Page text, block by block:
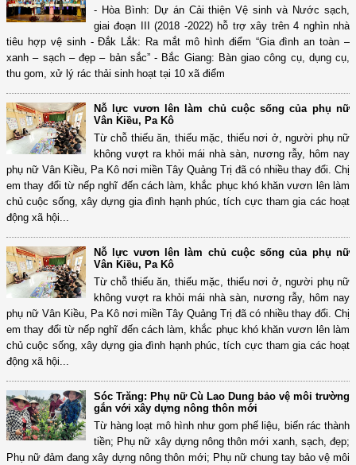
- Hòa Bình: Dự án Cải thiện Vệ sinh và Nước sạch,
giai đoạn III (2018 -2022) hỗ trợ xây trên 4 nghìn nhà
tiêu hợp vệ sinh - Đắk Lắk: Ra mắt mô hình điểm “Gia đình an toàn –
xanh – sạch – đẹp – bản sắc” - Bắc Giang: Bàn giao công cụ, dụng cụ,
thu gom, xử lý rác thải sinh hoạt tại 10 xã điểm
Nỗ lực vươn lên làm chủ cuộc sống của phụ nữ
Vân Kiều, Pa Kô
Từ chỗ thiếu ăn, thiếu mặc, thiếu nơi ở, người phụ nữ
không vượt ra khỏi mái nhà sàn, nương rẫy, hôm nay
phụ nữ Vân Kiều, Pa Kô nơi miền Tây Quảng Trị đã có nhiều thay đổi. Chị
em thay đổi từ nếp nghĩ đến cách làm, khắc phục khó khăn vươn lên làm
chủ cuộc sống, xây dựng gia đình hạnh phúc, tích cực tham gia các hoạt
động xã hội...
Nỗ lực vươn lên làm chủ cuộc sống của phụ nữ
Vân Kiều, Pa Kô
Từ chỗ thiếu ăn, thiếu mặc, thiếu nơi ở, người phụ nữ
không vượt ra khỏi mái nhà sàn, nương rẫy, hôm nay
phụ nữ Vân Kiều, Pa Kô nơi miền Tây Quảng Trị đã có nhiều thay đổi. Chị
em thay đổi từ nếp nghĩ đến cách làm, khắc phục khó khăn vươn lên làm
chủ cuộc sống, xây dựng gia đình hạnh phúc, tích cực tham gia các hoạt
động xã hội...
Sóc Trăng: Phụ nữ Cù Lao Dung bảo vệ môi trường
gắn với xây dựng nông thôn mới
Từ hàng loạt mô hình như gom phế liệu, biến rác thành
tiền; Phụ nữ xây dựng nông thôn mới xanh, sạch, đẹp;
Phụ nữ đảm đang xây dựng nông thôn mới; Phụ nữ chung tay bảo vệ môi